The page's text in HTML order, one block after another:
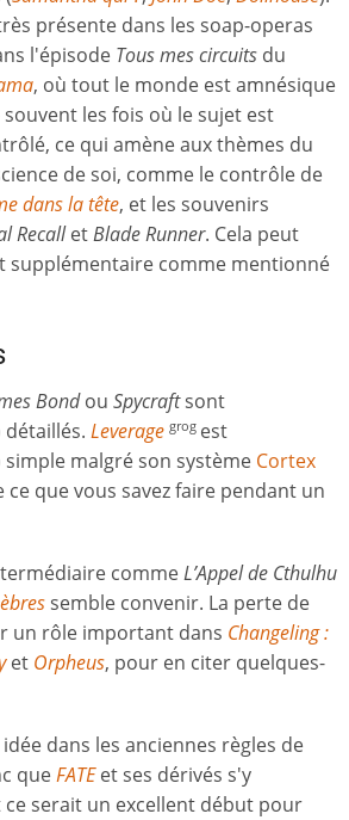
présente dans les soap-operas
l'épisode Tous mes circuits du
, où tout le monde est amnésique
les fois où le sujet est
ce qui amène aux thèmes du
de soi, comme le contrôle de
dans la tête, et les souvenirs
RecalletBlade Runner. Cela peut
supplémentaire comme mentionné
Bondou Spycraftsont
Leverage grog est
malgré son système Cortex
ce que vous savez faire pendant un
commeL’Appel de Cthulhu
semble convenir. La perte de
un rôle important dans Changeling :
et Orpheus, pour en citer quelques-
dans les anciennes règles de
queFATEet ses dérivés s'y
serait un excellent début pour